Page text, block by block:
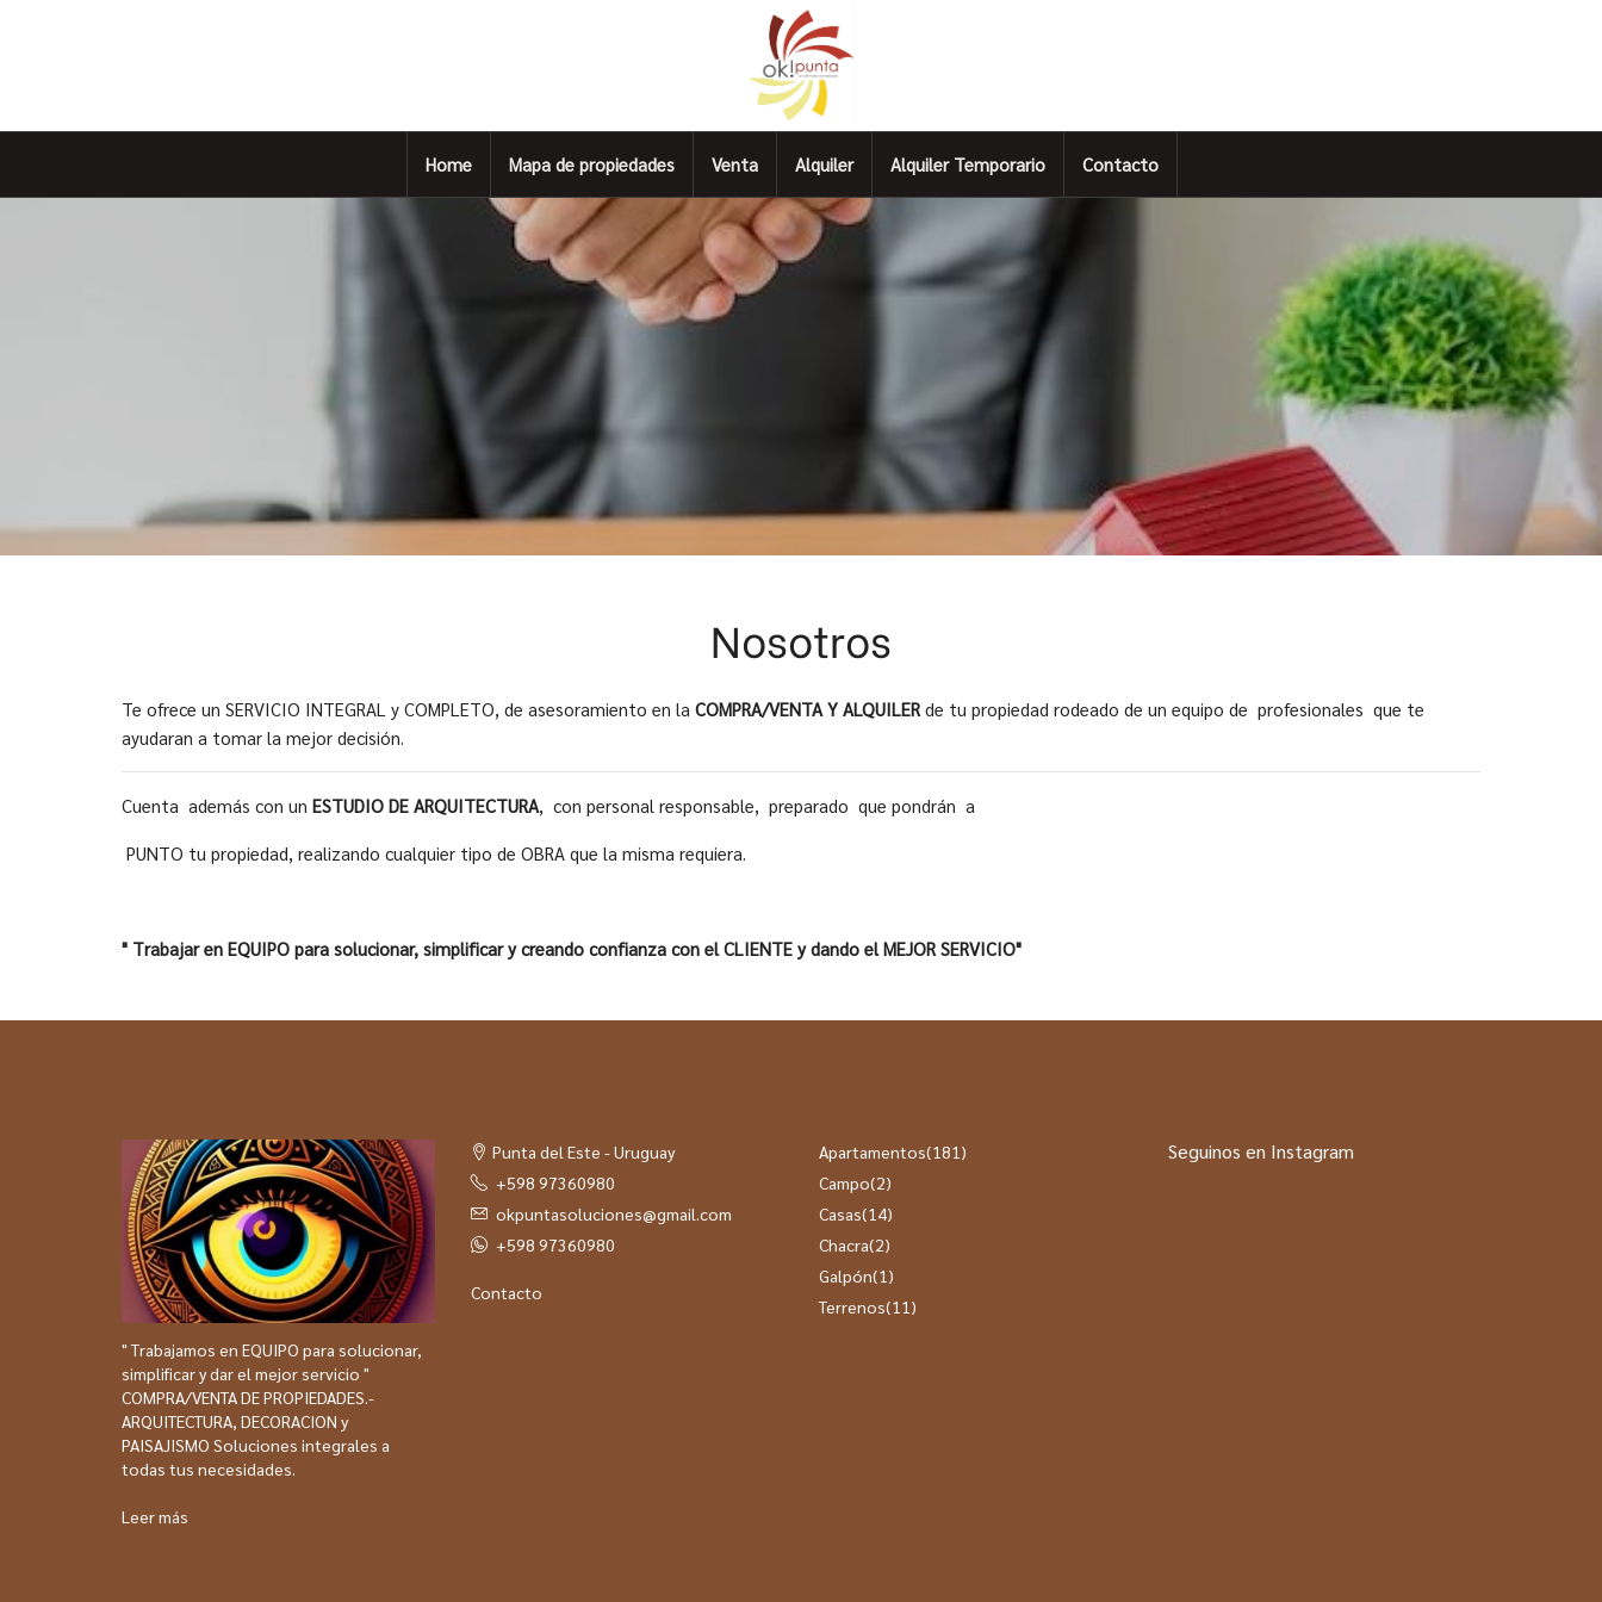
Home Mapa de propiedades Venta Alquiler Alquiler Temporario Contacto
Nosotros
Te ofrece un SERVICIO INTEGRAL y COMPLETO, de asesoramiento en la COMPRA/VENTA Y ALQUILER de tu propiedad rodeado de un equipo de profesionales que te
ayudaran a tomar la mejor decisión.
Cuenta además con un ESTUDIO DE ARQUITECTURA, con personal responsable, preparado que pondrán a
PUNTO tu propiedad, realizando cualquier tipo de OBRA que la misma requiera.
" Trabajar en EQUIPO para solucionar, simplificar y creando confianza con el CLIENTE y dando el MEJOR SERVICIO"
" Trabajamos en EQUIPO para solucionar,
simplificar y dar el mejor servicio "
COMPRA/VENTA DE PROPIEDADES.-
ARQUITECTURA, DECORACION y
PAISAJISMO Soluciones integrales a
todas tus necesidades.
Leer más
Punta del Este - Uruguay
+598 97360980
okpuntasoluciones@gmail.com
+598 97360980
Contacto
Apartamentos(181)
Campo(2)
Casas(14)
Chacra(2)
Galpón(1)
Terrenos(11)
Seguinos en Instagram